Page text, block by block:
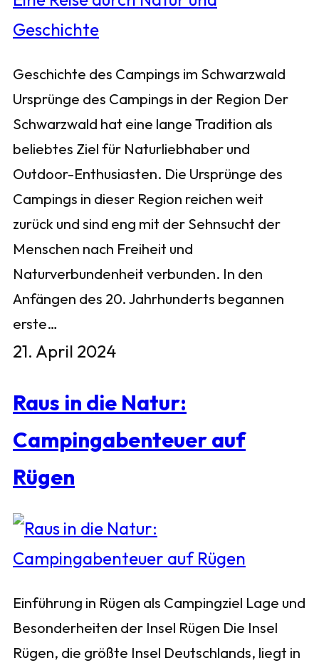
Geschichte des Campings im Schwarzwald
Ursprünge des Campings in der Region Der
Schwarzwald hat eine lange Tradition als
beliebtes Ziel für Naturliebhaber und
Outdoor-Enthusiasten. Die Ursprünge des
Campings in dieser Region reichen weit
zurück und sind eng mit der Sehnsucht der
Menschen nach Freiheit und
Naturverbundenheit verbunden. In den
Anfängen des 20. Jahrhunderts begannen
erste…
21. April 2024
Raus in die Natur:
Campingabenteuer auf
Rügen
Einführung in Rügen als Campingziel Lage und
Besonderheiten der Insel Rügen Die Insel
Rügen, die größte Insel Deutschlands, liegt in